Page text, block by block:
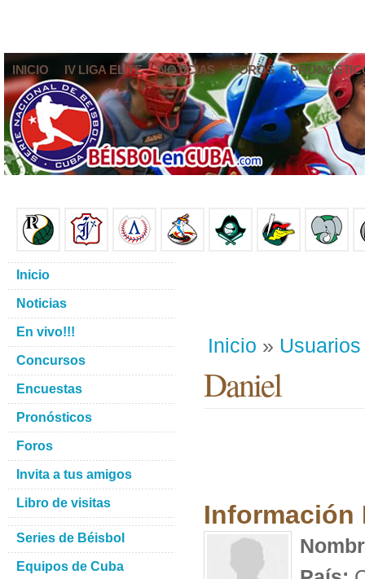
INICIO IV LIGA ELITE NOTICIAS FOROS
Inicio » Usuarios
Daniel
Información
Inicio
Noticias
En vivo!!!
Concursos
Encuestas
Pronósticos
Foros
Invita a tus amigos
Libro de visitas
Series de Béisbol
Equipos de Cuba